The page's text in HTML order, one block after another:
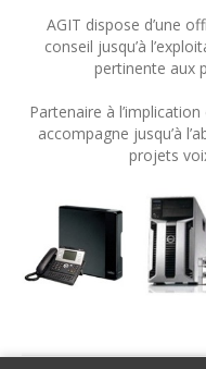
AGIT dispose d’une
conseil jusqu’à
pertinente aux
Partenaire à
accompagne jusqu’à
projets